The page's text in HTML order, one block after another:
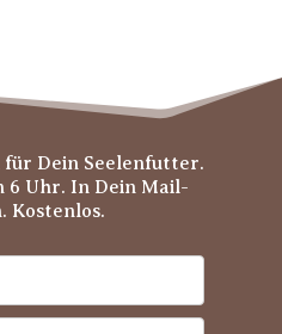
Dein Seelenfutter.
6 Uhr. In Dein Mail-
Kostenlos.